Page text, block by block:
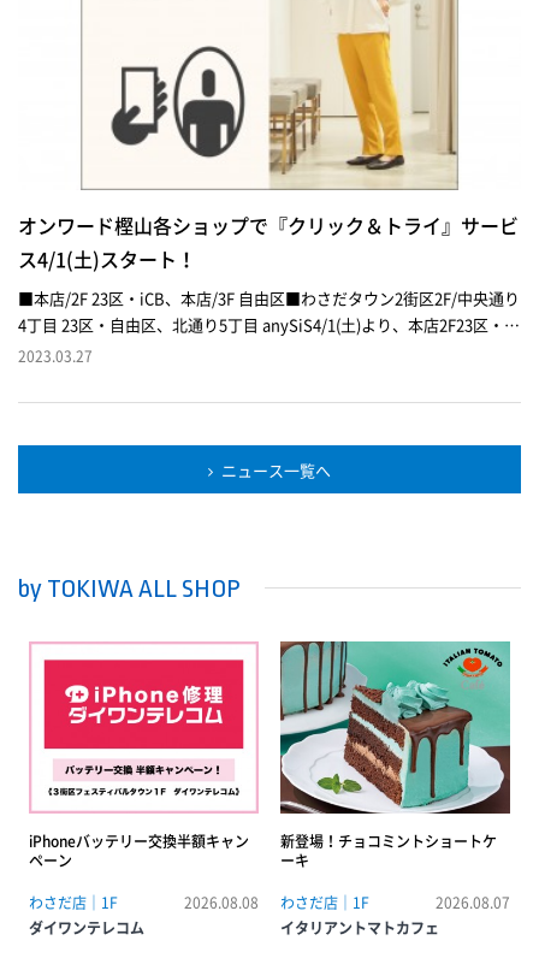
オンワード樫山各ショップで『クリック＆トライ』サービ
ス4/1(土)スタート！
■本店/2F 23区・iCB、本店/3F 自由区■わさだタウン2街区2F/中央通り
4丁目 23区・自由区、北通り5丁目 anySiS4/1(土)より、本店2F23区・
iCB、3F自由区、わさだタウン2街区2F23区・自由区・anySiSにおきま
ト」掲載の商品をショップに取り寄せてご試着できるサービス『クリッ
ただけます。配送料は無料、キャンセルももちろん可能です。『クリッ
2023.03.27
ニュース一覧へ
by TOKIWA ALL SHOP
iPhoneバッテリー交換半額キャン
ペーン
わさだ店｜1F
2026.08.08
ダイワンテレコム
新登場！チョコミントショートケ
ーキ
わさだ店｜1F
2026.08.07
イタリアントマトカフェ